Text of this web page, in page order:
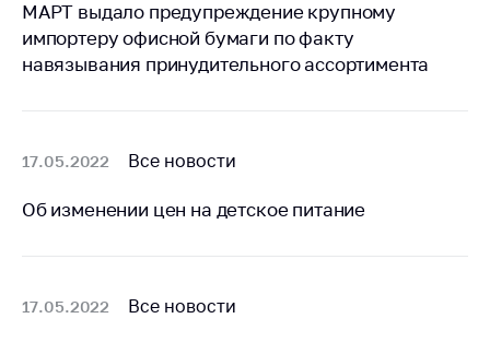
Общественное
обсуждение
товаров
ведения бизнеса
распространения
МАРТ выдало предупреждение крупному
импортеру офисной бумаги по факту
навязывания принудительного ассортимента
17.05.2022 Все новости
Об изменении цен на детское питание
17.05.2022 Все новости